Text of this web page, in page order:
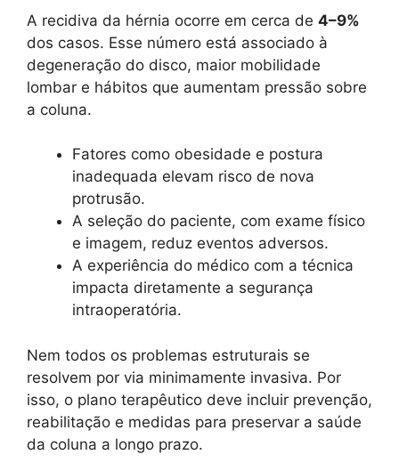
A recidiva da hérnia ocorre em cerca de 4–9%
dos casos. Esse número está associado à
degeneração do disco, maior mobilidade
lombar e hábitos que aumentam pressão sobre
a coluna.
Fatores como obesidade e postura
inadequada elevam risco de nova
protrusão.
A seleção do paciente, com exame físico
e imagem, reduz eventos adversos.
A experiência do médico com a técnica
impacta diretamente a segurança
intraoperatória.
Nem todos os problemas estruturais se
resolvem por via minimamente invasiva. Por
isso, o plano terapêutico deve incluir prevenção,
reabilitação e medidas para preservar a saúde
da coluna a longo prazo.